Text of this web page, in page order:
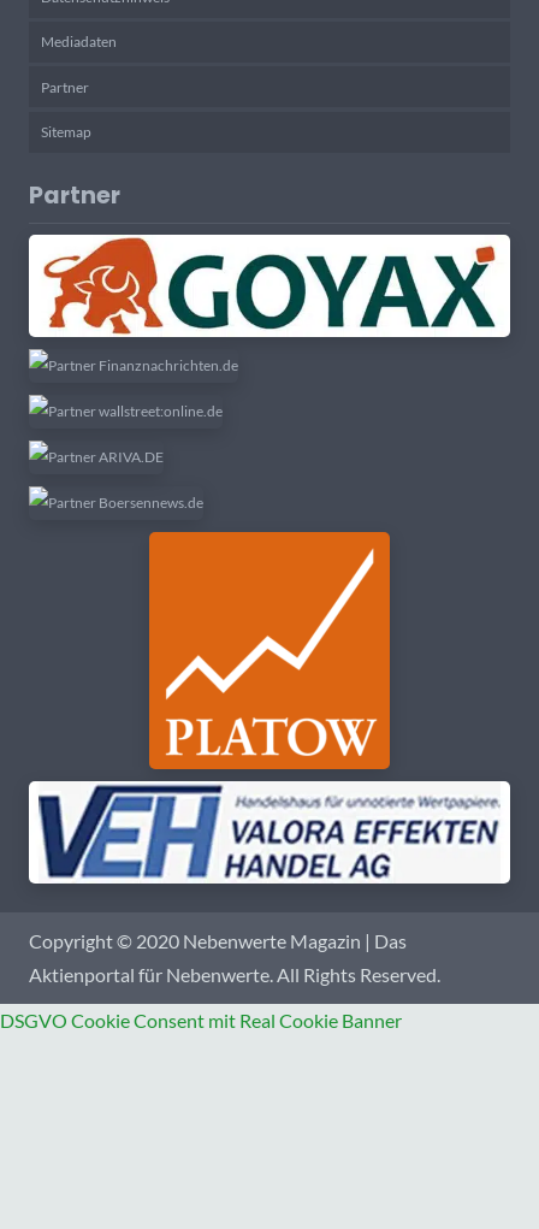
Mediadaten
Partner
Sitemap
Partner
Copyright © 2020 Nebenwerte Magazin | Das
Aktienportal für Nebenwerte. All Rights Reserved.
DSGVO Cookie Consent mit Real Cookie Banner